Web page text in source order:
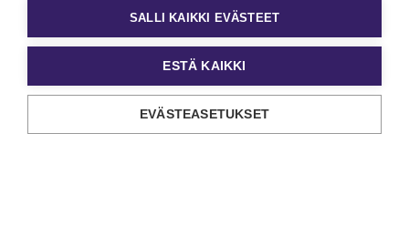
SALLI KAIKKI EVÄSTEET
ESTÄ KAIKKI
EVÄSTEASETUKSET